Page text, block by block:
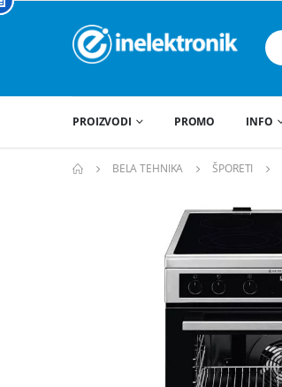
PROIZVODI PROMO INFO
BELA TEHNIKA ŠPORETI